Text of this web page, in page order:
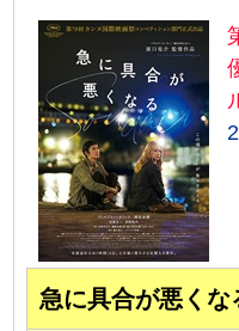
急に具合が悪くな